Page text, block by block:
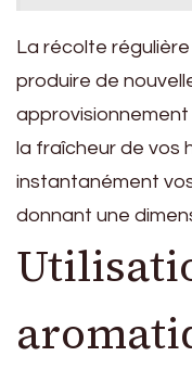
La récolte
produire de
approvisionnement
la fraîcheur de vos
instantanément
donnant une